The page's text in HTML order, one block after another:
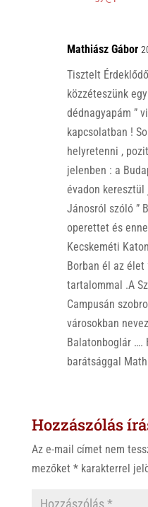
Mathiász Gábor
Tisztelt
közzéteszünk
dédnagyapám ”
kapcsolatban !
helyretenni ,
jelenben : a
évadon
Jánosról szóló ”
operettet és
Kecskeméti
Borban él az
tartalommal .A
Campusán
városokban
Balatonboglár ….
barátsággal
Hozzászólás
Az e-mail címet nem
mezőket *karakterrel